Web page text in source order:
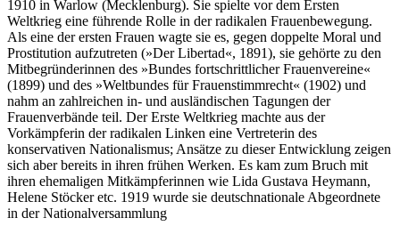
1910 in Warlow (Mecklenburg). Sie spielte vor dem Ersten
Weltkrieg eine führende Rolle in der radikalen Frauenbewegung.
Als eine der ersten Frauen wagte sie es, gegen doppelte Moral und
Prostitution aufzutreten (»Der Libertad«, 1891), sie gehörte zu den
Mitbegründerinnen des »Bundes fortschrittlicher Frauenvereine«
(1899) und des »Weltbundes für Frauenstimmrecht« (1902) und
nahm an zahlreichen in- und ausländischen Tagungen der
Frauenverbände teil. Der Erste Weltkrieg machte aus der
Vorkämpferin der radikalen Linken eine Vertreterin des
konservativen Nationalismus; Ansätze zu dieser Entwicklung zeigen
sich aber bereits in ihren frühen Werken. Es kam zum Bruch mit
ihren ehemaligen Mitkämpferinnen wie Lida Gustava Heymann,
Helene Stöcker etc. 1919 wurde sie deutschnationale Abgeordnete
in der Nationalversammlung